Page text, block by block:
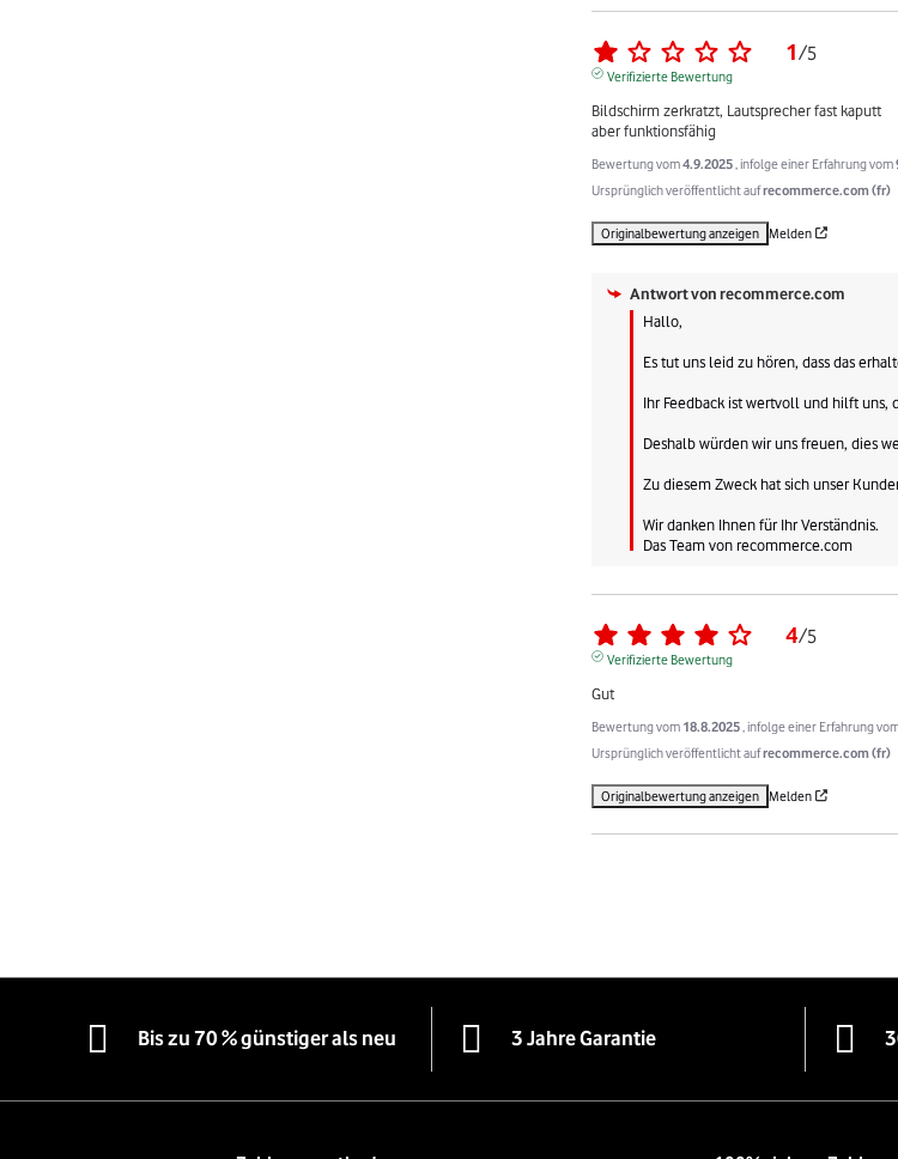
1/5
Verifizierte Bewertung
Bildschirm zerkratzt, Lautsprecher fast kaputt
aber funktionsfähig
Bewertung vom4.9.2025 , infolge einer Erfahrung vom
Ursprünglich veröffentlicht aufrecommerce.com (fr)
Originalbewertung anzeigen Melden
Antwort vonrecommerce.com
Hallo,
Es tut uns leid zu hören, dass das
Ihr Feedback ist wertvoll und hilft uns,
Deshalb würden wir uns freuen, dies
Zu diesem Zweck hat sich unser
Wir danken Ihnen für Ihr Verständnis.
Das Team von recommerce.com
4/5
Verifizierte Bewertung
Gut
Bewertung vom 18.8.2025 , infolge einer Erfahrung
Ursprünglich veröffentlicht aufrecommerce.com (fr)
Originalbewertung anzeigen Melden
Bis zu 70 % günstiger als neu 3 Jahre Garantie